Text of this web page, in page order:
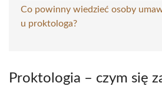
Co powinny wiedzieć osoby
u proktologa?
Proktologia – czym się